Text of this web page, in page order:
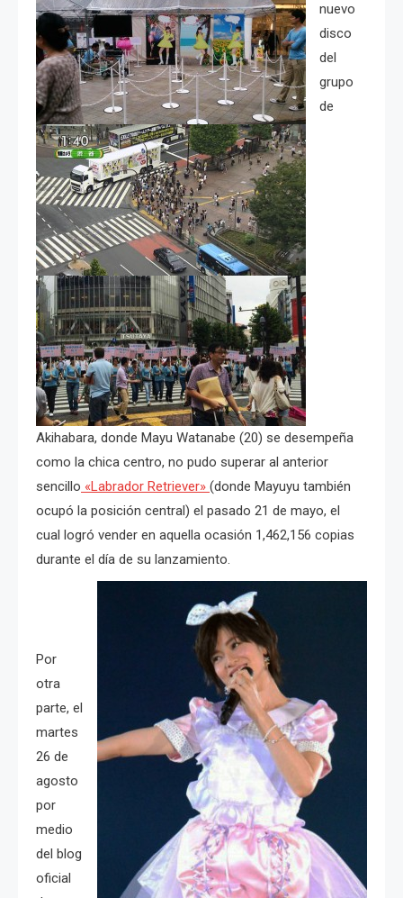
nuevo
disco
del
grupo
de
Akihabara, donde Mayu Watanabe (20) se desempeña
como la chica centro, no pudo superar al anterior
sencillo «Labrador Retriever» (donde Mayuyu también
ocupó la posición central) el pasado 21 de mayo, el
cual logró vender en aquella ocasión 1,462,156 copias
durante el día de su lanzamiento.
Por
otra
parte, el
martes
26 de
agosto
por
medio
del blog
oficial